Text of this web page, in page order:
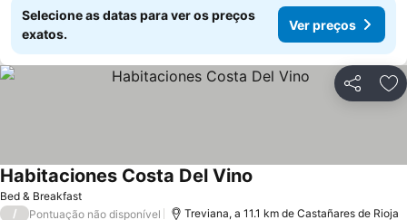
Selecione as datas para ver os preços
exatos.
Ver preços
Partilhar
Bed & Breakfast
Habitaciones Costa Del Vino
/ Pontuação não disponível Treviana, a 11.1 km de Castañares de Rioja